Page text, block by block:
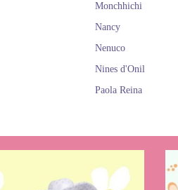
Monchhichi
Nancy
Nenuco
Nines d'Onil
Paola Reina